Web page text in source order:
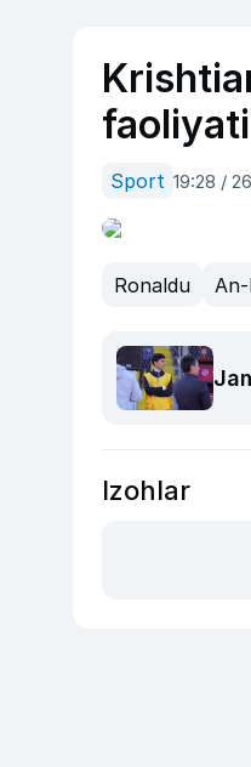
Sport 19:28 /
Ronaldu
Izohlar